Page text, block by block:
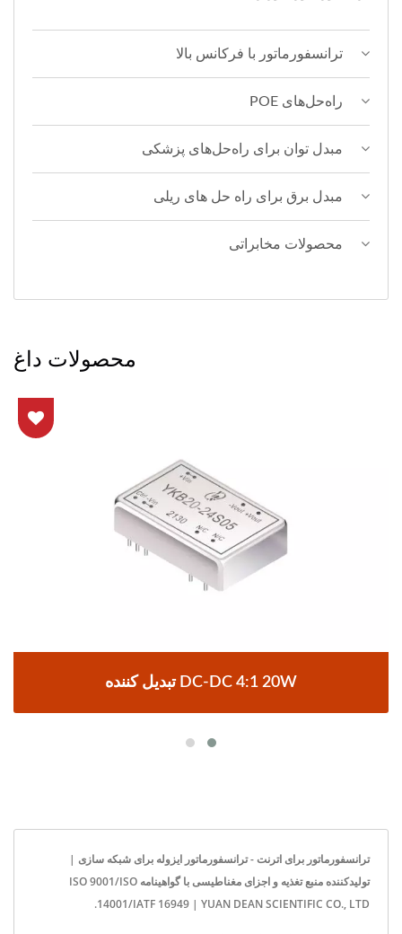
ترانسفورماتور با فرکانس بالا
راه‌حل‌های POE
مبدل توان برای راه‌حل‌های پزشکی
مبدل برق برای راه حل های ریلی
محصولات مخابراتی
محصولات داغ
تبدیل کننده DC-DC 4:1 20W
ترانسفورماتور برای اترنت - ترانسفورماتور ایزوله برای شبکه سازی |
تولیدکننده منبع تغذیه و اجزای مغناطیسی با گواهینامه ISO 9001/ISO
14001/IATF 16949 | YUAN DEAN SCIENTIFIC CO., LTD.